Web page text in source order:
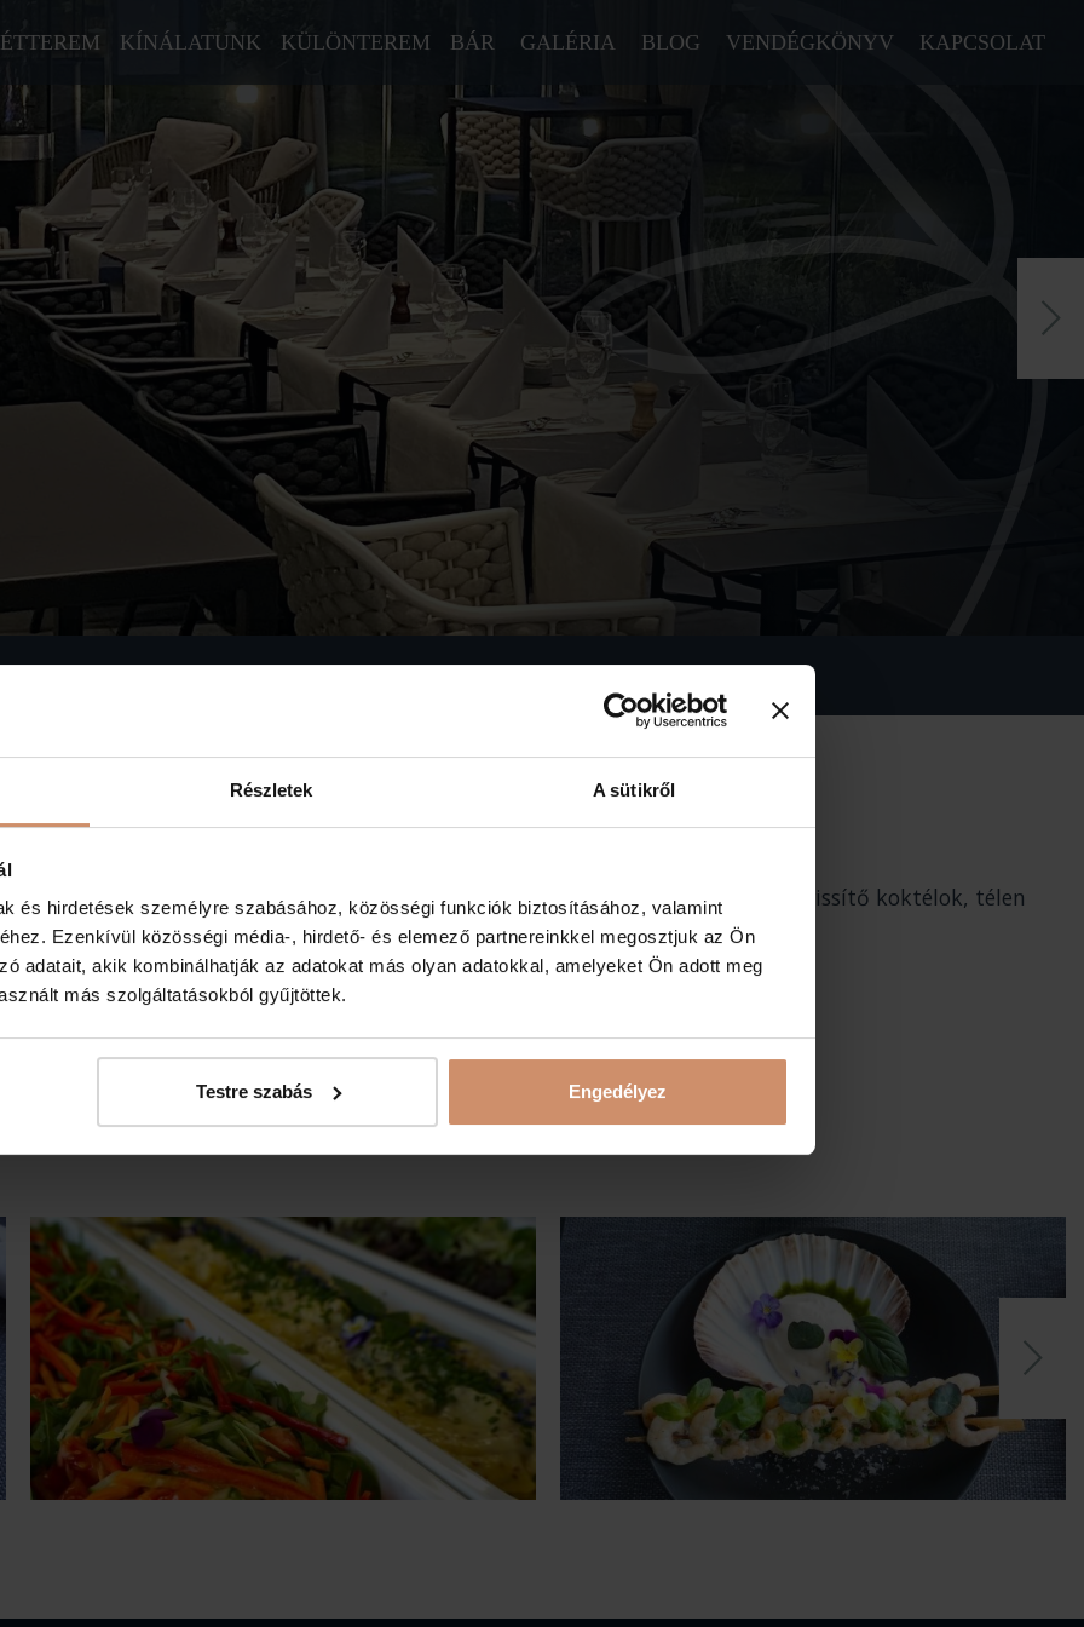
Részletek A sütikről
és hirdetések személyre szabásához, közösségi funkciók biztosításához, valamint
Ezenkívül közösségi média-, hirdető- és elemező partnereinkkel megosztjuk az Ön
adatait, akik kombinálhatják az adatokat más olyan adatokkal, amelyeket Ön adott meg
más szolgáltatásokból gyűjtöttek.
Testre szabás Engedélyez
ÉTTEREM KÍNÁLATUNK KÜLÖNTEREM BÁR GALÉRIA BLOG VENDÉGKÖNYV KAPCSOLAT
grillételekkel, várjuk kedves vendégeinket. Nyáron kellemes árnyék és frissítő koktélok, télen
.